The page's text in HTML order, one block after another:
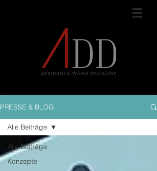
PRESSE & BLOG
Alle Beiträge
Konzepte
Alle Beiträge